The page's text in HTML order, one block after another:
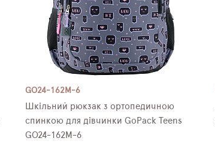
GO24-162M-6
Шкільний рюкзак з ортопедичною
спинкою для дівчинки GoPack Teens
GO24-162M-6